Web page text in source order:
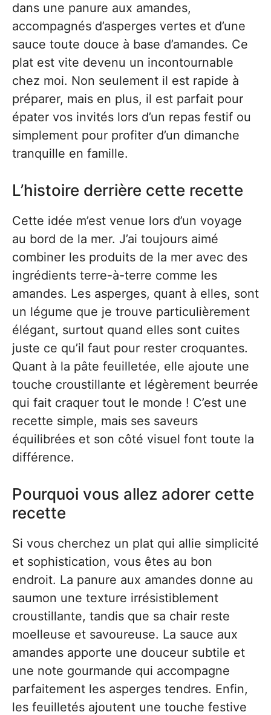
dans une panure aux amandes,
accompagnés d’asperges vertes et d’une
sauce toute douce à base d’amandes. Ce
plat est vite devenu un incontournable
chez moi. Non seulement il est rapide à
préparer, mais en plus, il est parfait pour
épater vos invités lors d’un repas festif ou
simplement pour profiter d’un dimanche
tranquille en famille.
L’histoire derrière cette recette
Cette idée m’est venue lors d’un voyage
au bord de la mer. J’ai toujours aimé
combiner les produits de la mer avec des
ingrédients terre-à-terre comme les
amandes. Les asperges, quant à elles, sont
un légume que je trouve particulièrement
élégant, surtout quand elles sont cuites
juste ce qu’il faut pour rester croquantes.
Quant à la pâte feuilletée, elle ajoute une
touche croustillante et légèrement beurrée
qui fait craquer tout le monde ! C’est une
recette simple, mais ses saveurs
équilibrées et son côté visuel font toute la
différence.
Pourquoi vous allez adorer cette
recette
Si vous cherchez un plat qui allie simplicité
et sophistication, vous êtes au bon
endroit. La panure aux amandes donne au
saumon une texture irrésistiblement
croustillante, tandis que sa chair reste
moelleuse et savoureuse. La sauce aux
amandes apporte une douceur subtile et
une note gourmande qui accompagne
parfaitement les asperges tendres. Enfin,
les feuilletés ajoutent une touche festive